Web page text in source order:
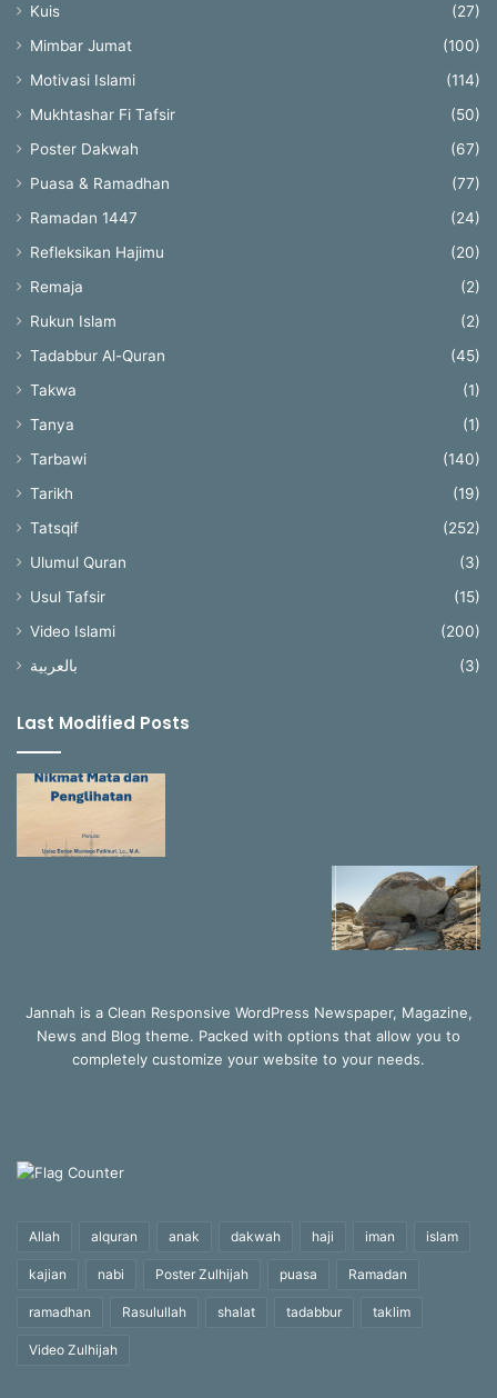
Kuis
(27)
Mimbar Jumat
(100)
Motivasi Islami
(114)
Mukhtashar Fi Tafsir
(50)
Poster Dakwah
(67)
Puasa & Ramadhan
(77)
Ramadan 1447
(24)
Refleksikan Hajimu
(20)
Remaja
(2)
Rukun Islam
(2)
Tadabbur Al-Quran
(45)
Takwa
(1)
Tanya
(1)
Tarbawi
(140)
Tarikh
(19)
Tatsqif
(252)
Ulumul Quran
(3)
Usul Tafsir
(15)
Video Islami
(200)
بالعربية
(3)
Last Modified Posts
Jannah is a Clean Responsive WordPress Newspaper, Magazine,
News and Blog theme. Packed with options that allow you to
completely customize your website to your needs.
Allah alquran anak dakwah haji iman islam
kajian nabi Poster Zulhijah puasa Ramadan
ramadhan Rasulullah shalat tadabbur taklim
Video Zulhijah